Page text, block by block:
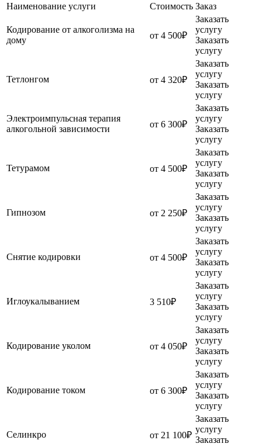
Наименование услуги Стоимость Заказ
Кодирование от алкоголизма на
дому
от 4 500₽
Заказать
услугу
Заказать
услугу
Тетлонгом от 4 320₽
Заказать
услугу
Заказать
услугу
Электроимпульсная терапия
алкогольной зависимости
от 6 300₽
Заказать
услугу
Заказать
услугу
Тетурамом от 4 500₽
Заказать
услугу
Заказать
услугу
Гипнозом от 2 250₽
Заказать
услугу
Заказать
услугу
Снятие кодировки от 4 500₽
Заказать
услугу
Заказать
услугу
Иглоукалыванием 3 510₽
Заказать
услугу
Заказать
услугу
Кодирование уколом от 4 050₽
Заказать
услугу
Заказать
услугу
Кодирование током от 6 300₽
Заказать
услугу
Заказать
услугу
Селинкро от 21 100₽
Заказать
услугу
Заказать